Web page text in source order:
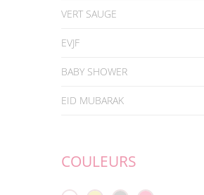
VERT SAUGE
EVJF
BABY SHOWER
EID MUBARAK
COULEURS